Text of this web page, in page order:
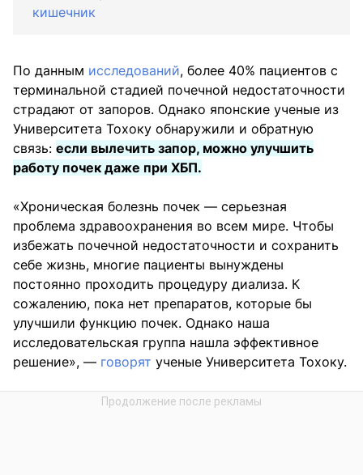
кишечник
По данным исследований, более 40% пациентов с
терминальной стадией почечной недостаточности
страдают от запоров. Однако японские ученые из
Университета Тохоку обнаружили и обратную
связь: если вылечить запор, можно улучшить
работу почек даже при ХБП.
«Хроническая болезнь почек — серьезная
проблема здравоохранения во всем мире. Чтобы
избежать почечной недостаточности и сохранить
себе жизнь, многие пациенты вынуждены
постоянно проходить процедуру диализа. К
сожалению, пока нет препаратов, которые бы
улучшили функцию почек. Однако наша
исследовательская группа нашла эффективное
решение», — говорят ученые Университета Тохоку.